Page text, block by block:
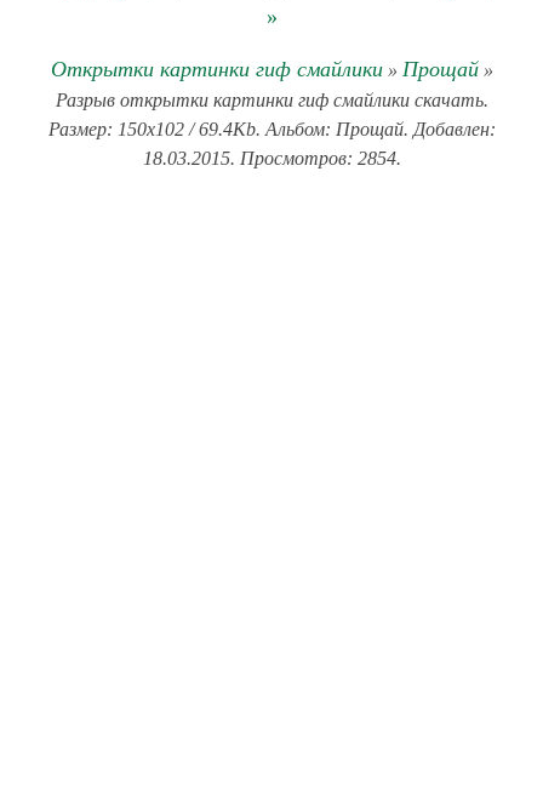
»
Открытки картинки гиф смайлики» Прощай»
Разрыв открытки картинки гиф смайлики скачать.
Размер: 150x102 / 69.4Kb. Альбом: Прощай. Добавлен:
18.03.2015. Просмотров: 2854.